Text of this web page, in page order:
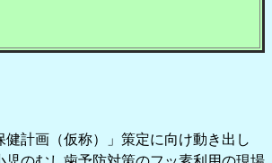
計画（仮称）」策定に向け動き出し